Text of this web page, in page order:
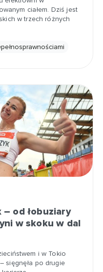
ciałem. Dziś jest
w trzech różnych
od łobuziary
w skoku w dal
i w Tokio
sięgnęła po drugie